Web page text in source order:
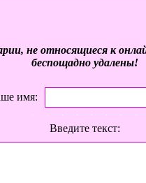
не относящиеся к
беспощадно удалены!
имя:
Введите текст: